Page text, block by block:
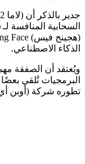
السحابية المنافسة
الذكاء الاصطناعي.
ويُعتقد أن الصفقة
البرمجيات تُلقي
تطوره شركة (أوبن